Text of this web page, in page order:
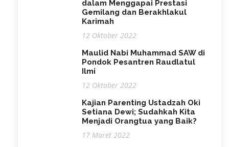
dalam Menggapai Prestasi
Gemilang dan Berakhlakul
Karimah
12 Oktober 2022
Maulid Nabi Muhammad SAW di
Pondok Pesantren Raudlatul
Ilmi
12 Oktober 2022
Kajian Parenting Ustadzah Oki
Setiana Dewi; Sudahkah Kita
Menjadi Orangtua yang Baik?
17 Maret 2022